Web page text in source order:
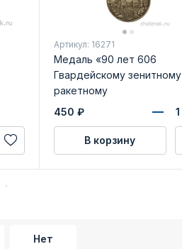
Артикул: 16271
Медаль «90 лет 606
Гвардейскому зенитному
ракетному
Краснознамённому полку»
450 ₽
В корзину
Нет